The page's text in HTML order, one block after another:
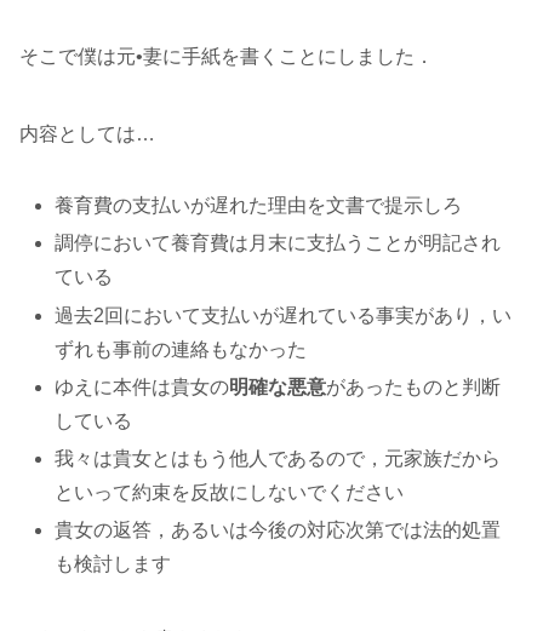
そこで僕は元•妻に手紙を書くことにしました．
内容としては…
養育費の支払いが遅れた理由を文書で提示しろ
調停において養育費は月末に支払うことが明記され
ている
過去2回において支払いが遅れている事実があり，い
ずれも事前の連絡もなかった
ゆえに本件は貴女の明確な悪意があったものと判断
している
我々は貴女とはもう他人であるので，元家族だから
といって約束を反故にしないでください
貴女の返答，あるいは今後の対応次第では法的処置
も検討します